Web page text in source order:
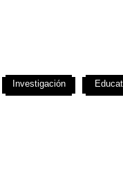
Investigación